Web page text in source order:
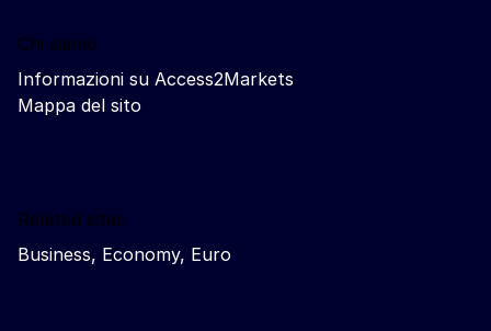
Chi siamo
Informazioni su Access2Markets
Mappa del sito
Related sites
Business, Economy, Euro